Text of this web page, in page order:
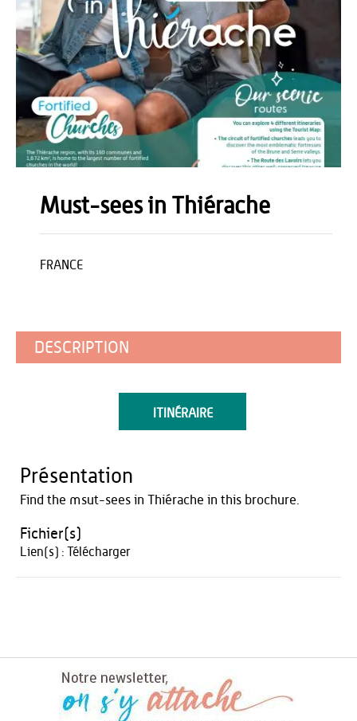
Must-sees in Thiérache
FRANCE
DESCRIPTION
ITINÉRAIRE
Présentation
Find the msut-sees in Thiérache in this brochure.
Fichier(s)
Lien(s) : Télécharger